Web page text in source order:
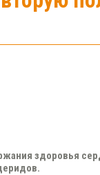
здоровья